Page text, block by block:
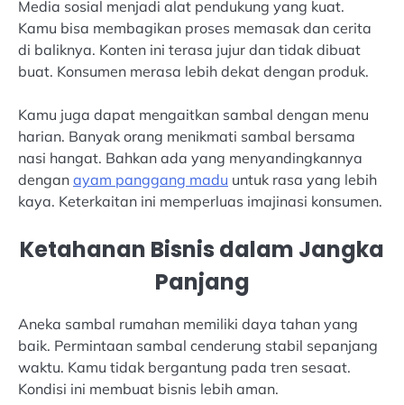
Media sosial menjadi alat pendukung yang kuat.
Kamu bisa membagikan proses memasak dan cerita
di baliknya. Konten ini terasa jujur dan tidak dibuat
buat. Konsumen merasa lebih dekat dengan produk.
Kamu juga dapat mengaitkan sambal dengan menu
harian. Banyak orang menikmati sambal bersama
nasi hangat. Bahkan ada yang menyandingkannya
dengan ayam panggang madu untuk rasa yang lebih
kaya. Keterkaitan ini memperluas imajinasi konsumen.
Ketahanan Bisnis dalam Jangka
Panjang
Aneka sambal rumahan memiliki daya tahan yang
baik. Permintaan sambal cenderung stabil sepanjang
waktu. Kamu tidak bergantung pada tren sesaat.
Kondisi ini membuat bisnis lebih aman.